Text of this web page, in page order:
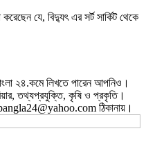
করেছেন ‌যে, বিদ্যুৎ এর সর্ট সার্কিট থেকে
২৪.কমে লিখতে পারেন আপনিও।
তথ্যপ্রযুক্তি, কৃষি ও প্রকৃতি।
ঠিকানায়।